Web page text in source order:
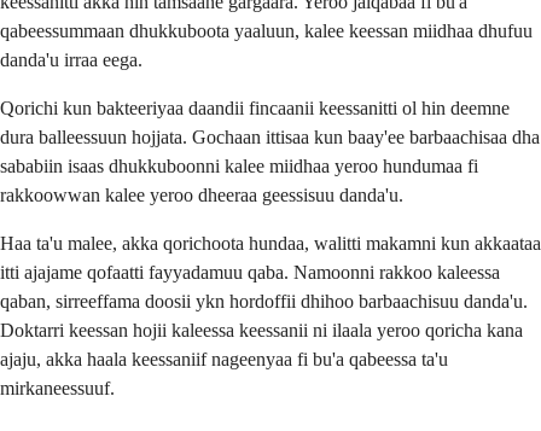
qabeessummaan dhukkuboota yaaluun, kalee keessan miidhaa dhufuu
danda'u irraa eega.
Qorichi kun bakteeriyaa daandii fincaanii keessanitti ol hin deemne
dura balleessuun hojjata. Gochaan ittisaa kun baay'ee barbaachisaa dha
sababiin isaas dhukkuboonni kalee miidhaa yeroo hundumaa fi
rakkoowwan kalee yeroo dheeraa geessisuu danda'u.
Haa ta'u malee, akka qorichoota hundaa, walitti makamni kun akkaataa
itti ajajame qofaatti fayyadamuu qaba. Namoonni rakkoo kaleessa
qaban, sirreeffama doosii ykn hordoffii dhihoo barbaachisuu danda'u.
Doktarri keessan hojii kaleessa keessanii ni ilaala yeroo qoricha kana
ajaju, akka haala keessaniif nageenyaa fi bu'a qabeessa ta'u
mirkaneessuuf.